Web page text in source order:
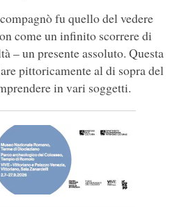
fu quello del vedere
come un infinito scorrere di
– un presente assoluto. Questa
pittoricamente al di sopra del
in vari soggetti.